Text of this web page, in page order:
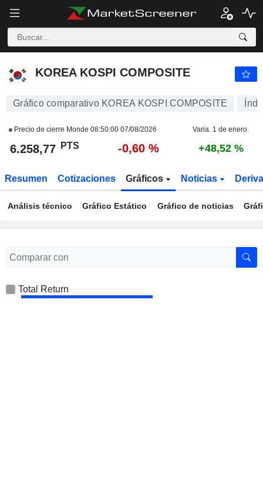
KOREA KOSPI COMPOSITE
Gráfico comparativo KOREA KOSPI COMPOSITE
Precio de cierre Monde 08:50:00 07/08/2026 Varia. 1 de enero.
6.258,77 PTS -0,60 % +48,52 %
Resumen Cotizaciones Gráficos Noticias
Análisis técnico Gráfico Estático Gráfico de noticias
Total Return